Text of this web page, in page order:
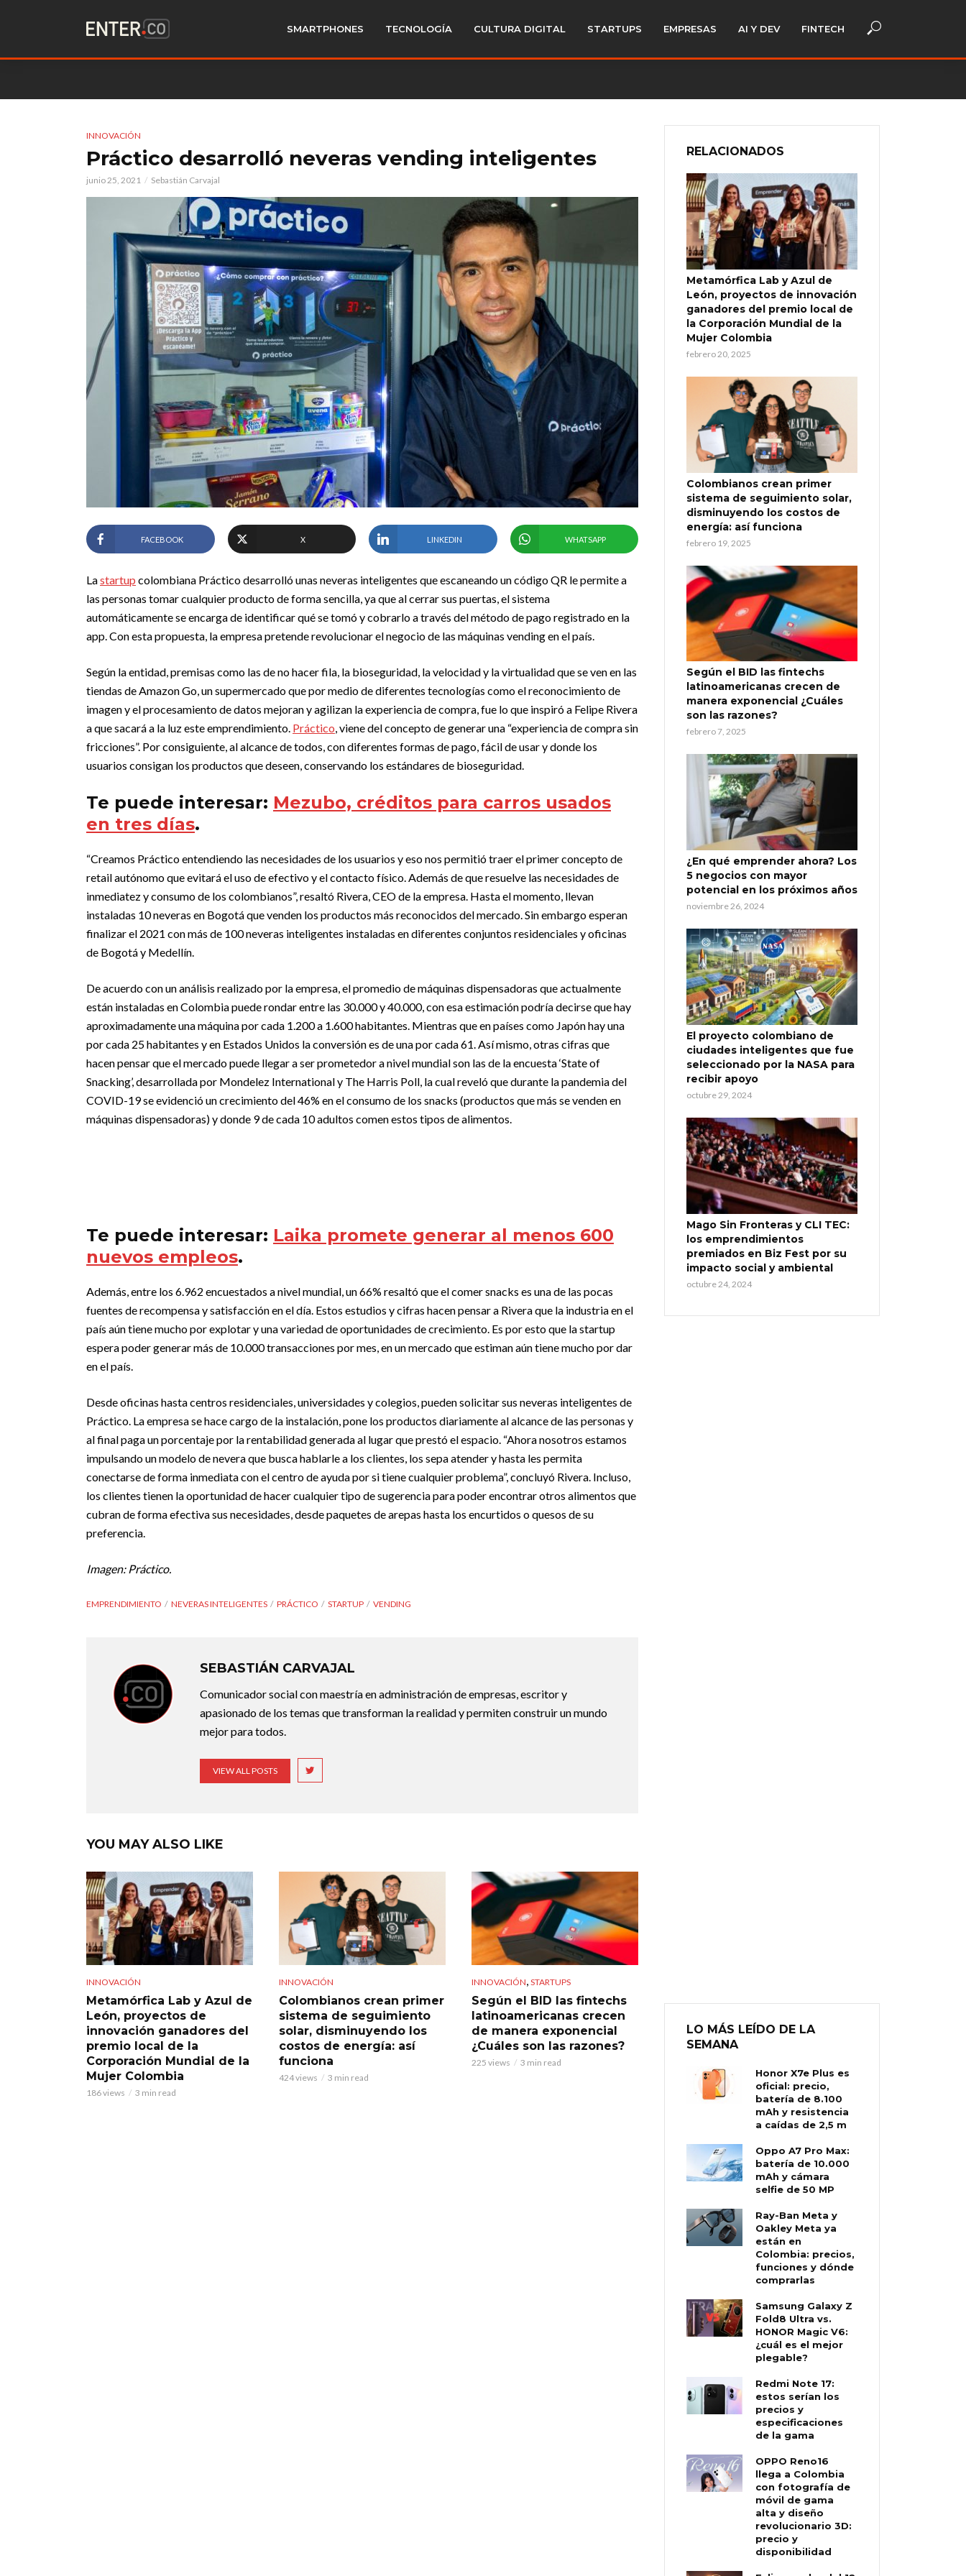
SMARTPHONES TECNOLOGÍA CULTURA DIGITAL STARTUPS EMPRESAS AI Y DEV FINTECH
INNOVACIÓN
Práctico desarrolló neveras vending inteligentes
junio 25, 2021 Sebastián Carvajal
FACEBOOK X LINKEDIN WHATSAPP
Lastartup colombiana Práctico desarrolló unas neveras inteligentes que escaneando un código QR le permite a
las personas tomar cualquier producto de forma sencilla, ya que al cerrar sus puertas, el sistema
automáticamente se encarga de identificar qué se tomó y cobrarlo a través del método de pago registrado en la
app. Con esta propuesta, la empresa pretende revolucionar el negocio de las máquinas vending en el país.
Según la entidad, premisas como las de no hacer fila, la bioseguridad, la velocidad y la virtualidad que se ven en las
tiendas de Amazon Go, un supermercado que por medio de diferentes tecnologías como el reconocimiento de
imagen y el procesamiento de datos mejoran y agilizan la experiencia de compra, fue lo que inspiró a Felipe Rivera
a que sacará a la luz este emprendimiento. Práctico, viene del concepto de generar una “experiencia de compra sin
fricciones”. Por consiguiente, al alcance de todos, con diferentes formas de pago, fácil de usar y donde los
usuarios consigan los productos que deseen, conservando los estándares de bioseguridad.
Te puede interesar: Mezubo, créditos para carros usados
en tres días.
“Creamos Práctico entendiendo las necesidades de los usuarios y eso nos permitió traer el primer concepto de
retail autónomo que evitará el uso de efectivo y el contacto físico. Además de que resuelve las necesidades de
inmediatez y consumo de los colombianos”, resaltó Rivera, CEO de la empresa. Hasta el momento, llevan
instaladas 10 neveras en Bogotá que venden los productos más reconocidos del mercado. Sin embargo esperan
finalizar el 2021 con más de 100 neveras inteligentes instaladas en diferentes conjuntos residenciales y oficinas
de Bogotá y Medellín.
De acuerdo con un análisis realizado por la empresa, el promedio de máquinas dispensadoras que actualmente
están instaladas en Colombia puede rondar entre las 30.000 y 40.000, con esa estimación podría decirse que hay
aproximadamente una máquina por cada 1.200 a 1.600 habitantes. Mientras que en países como Japón hay una
por cada 25 habitantes y en Estados Unidos la conversión es de una por cada 61. Así mismo, otras cifras que
hacen pensar que el mercado puede llegar a ser prometedor a nivel mundial son las de la encuesta ‘State of
Snacking’, desarrollada por Mondelez International y The Harris Poll, la cual reveló que durante la pandemia del
COVID-19 se evidenció un crecimiento del 46% en el consumo de los snacks (productos que más se venden en
máquinas dispensadoras) y donde 9 de cada 10 adultos comen estos tipos de alimentos.
Te puede interesar: Laika promete generar al menos 600
nuevos empleos.
Además, entre los 6.962 encuestados a nivel mundial, un 66% resaltó que el comer snacks es una de las pocas
fuentes de recompensa y satisfacción en el día. Estos estudios y cifras hacen pensar a Rivera que la industria en el
país aún tiene mucho por explotar y una variedad de oportunidades de crecimiento. Es por esto que la startup
espera poder generar más de 10.000 transacciones por mes, en un mercado que estiman aún tiene mucho por dar
en el país.
Desde oficinas hasta centros residenciales, universidades y colegios, pueden solicitar sus neveras inteligentes de
Práctico. La empresa se hace cargo de la instalación, pone los productos diariamente al alcance de las personas y
al final paga un porcentaje por la rentabilidad generada al lugar que prestó el espacio. “Ahora nosotros estamos
impulsando un modelo de nevera que busca hablarle a los clientes, los sepa atender y hasta les permita
conectarse de forma inmediata con el centro de ayuda por si tiene cualquier problema”, concluyó Rivera. Incluso,
los clientes tienen la oportunidad de hacer cualquier tipo de sugerencia para poder encontrar otros alimentos que
cubran de forma efectiva sus necesidades, desde paquetes de arepas hasta los encurtidos o quesos de su
preferencia.
Imagen: Práctico.
EMPRENDIMIENTO NEVERAS INTELIGENTES PRÁCTICO STARTUP VENDING
SEBASTIÁN CARVAJAL
Comunicador social con maestría en administración de empresas, escritor y
apasionado de los temas que transforman la realidad y permiten construir un mundo
mejor para todos.
VIEW ALL POSTS
YOU MAY ALSO LIKE
INNOVACIÓN
Metamórfica Lab y Azul de
León, proyectos de
innovación ganadores del
premio local de la
Corporación Mundial de la
Mujer Colombia
186 views 3 min read
INNOVACIÓN
Colombianos crean primer
sistema de seguimiento
solar, disminuyendo los
costos de energía: así
funciona
424 views 3 min read
INNOVACIÓN, STARTUPS
Según el BID las fintechs
latinoamericanas crecen
de manera exponencial
¿Cuáles son las razones?
225 views 3 min read
RELACIONADOS
Metamórfica Lab y Azul de
León, proyectos de innovación
ganadores del premio local de
la Corporación Mundial de la
Mujer Colombia
febrero 20, 2025
Colombianos crean primer
sistema de seguimiento solar,
disminuyendo los costos de
energía: así funciona
febrero 19, 2025
Según el BID las fintechs
latinoamericanas crecen de
manera exponencial ¿Cuáles
son las razones?
febrero 7, 2025
¿En qué emprender ahora? Los
5 negocios con mayor
potencial en los próximos años
noviembre 26, 2024
El proyecto colombiano de
ciudades inteligentes que fue
seleccionado por la NASA para
recibir apoyo
octubre 29, 2024
Mago Sin Fronteras y CLI TEC:
los emprendimientos
premiados en Biz Fest por su
impacto social y ambiental
octubre 24, 2024
LO MÁS LEÍDO DE LA
SEMANA
Honor X7e Plus es
oficial: precio,
batería de 8.100
mAh y resistencia
a caídas de 2,5 m
Oppo A7 Pro Max:
batería de 10.000
mAh y cámara
selfie de 50 MP
Ray-Ban Meta y
Oakley Meta ya
están en
Colombia: precios,
funciones y dónde
comprarlas
Samsung Galaxy Z
Fold8 Ultra vs.
HONOR Magic V6:
¿cuál es el mejor
plegable?
Redmi Note 17:
estos serían los
precios y
especificaciones
de la gama
OPPO Reno16
llega a Colombia
con fotografía de
móvil de gama
alta y diseño
revolucionario 3D:
precio y
disponibilidad